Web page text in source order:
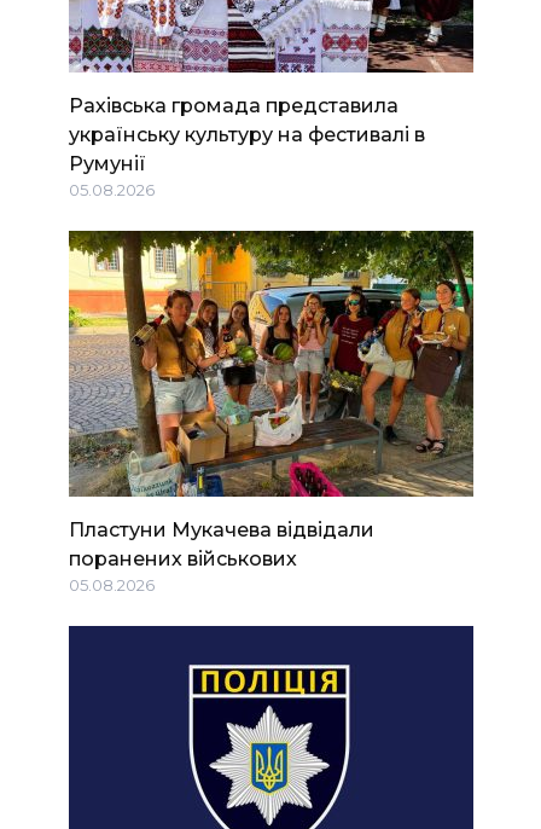
Рахівська громада представила
українську культуру на фестивалі в
Румунії
05.08.2026
Пластуни Мукачева відвідали
поранених військових
05.08.2026